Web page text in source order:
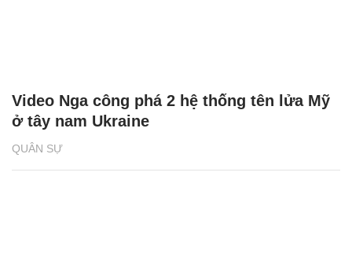
QUÂN SỰ
Video Nga công phá 2 hệ thống tên lửa Mỹ
ở tây nam Ukraine